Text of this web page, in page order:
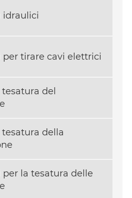
idraulici
tirare cavi elettrici
del
della
la tesatura delle